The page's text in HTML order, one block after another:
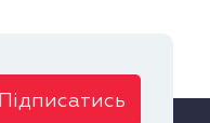
Підписатись